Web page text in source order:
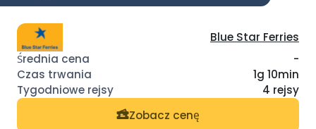
Blue Star Ferries
-
1g 10min
4 rejsy
Zobacz cenę